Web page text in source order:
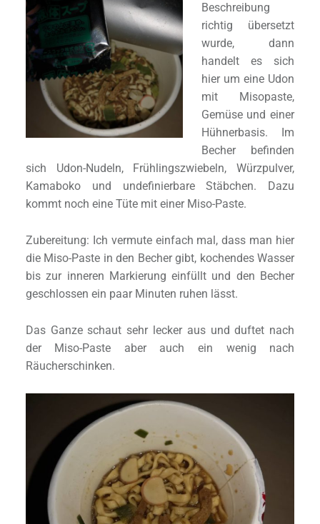
Beschreibung
richtig übersetzt
wurde, dann
handelt es sich
hier um eine Udon
mit Misopaste,
Gemüse und einer
Hühnerbasis. Im
Becher befinden
sich Udon-Nudeln, Frühlingszwiebeln, Würzpulver,
Kamaboko und undefinierbare Stäbchen. Dazu
kommt noch eine Tüte mit einer Miso-Paste.
Zubereitung: Ich vermute einfach mal, dass man hier
die Miso-Paste in den Becher gibt, kochendes Wasser
bis zur inneren Markierung einfüllt und den Becher
geschlossen ein paar Minuten ruhen lässt.
Das Ganze schaut sehr lecker aus und duftet nach
der Miso-Paste aber auch ein wenig nach
Räucherschinken.